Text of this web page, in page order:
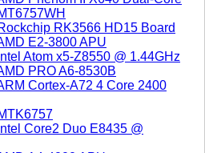
RK3566 HD15 Board
E2-3800 APU
Intel Atom x5-Z8550 @ 1.44GHz
PRO A6-8530B
Cortex-A72 4 Core 2400
Intel Core2 Duo E8435 @